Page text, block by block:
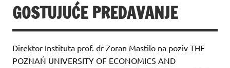
GOSTUJUĆE PREDAVANJE
Direktor Instituta prof. dr Zoran Mastilo na poziv THE
POZNAŃ UNIVERSITY OF ECONOMICS AND